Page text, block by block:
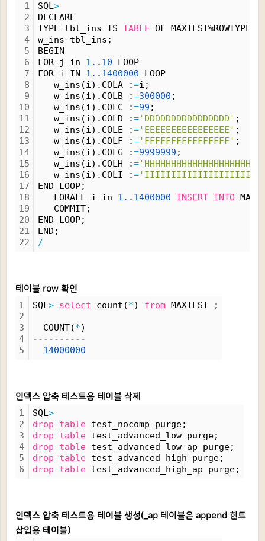
1
2
3
4
5
6
7
8
9
10
11
12
13
14
15
16
17
18
19
20
21
22
SQL>
DECLARE
TYPE tbl_ins IS TABLE OF MAXTEST%ROWTYPE
w_ins tbl_ins;
BEGIN
FOR j in 1. . 10 LOOP
FOR i IN 1. . 1400000 LOOP
w_ins(i).COLA :=i;
w_ins(i).COLB :=300000 ;
w_ins(i).COLC :=99 ;
w_ins(i).COLD :='DDDDDDDDDDDDDDDD' ;
w_ins(i).COLE :='EEEEEEEEEEEEEEEE' ;
w_ins(i).COLF :='FFFFFFFFFFFFFFFF' ;
w_ins(i).COLG :=9999999 ;
w_ins(i).COLH :=
w_ins(i).COLI :=
END LOOP;
FORALL i in 1. . 1400000 INSERT INTO
COMMIT;
END LOOP;
END;
/
테이블 row 확인
1
2
3
4
5
SQL> select count(*) from MAXTEST ;
COUNT(*)
----------
14000000
인덱스 압축 테스트용 테이블 삭제
1
2
3
4
5
6
SQL>
drop
table test_nocomp purge;
drop
table test_advanced_low purge;
drop
table test_advanced_low_ap purge;
drop
table test_advanced_high purge;
drop
table test_advanced_high_ap purge;
인덱스 압축 테스트용 테이블 생성(_ap 테이블은 append 힌트
삽입용 테이블)